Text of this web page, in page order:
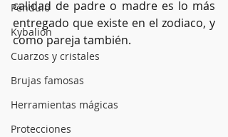
Péndulo
Kybalión
Cuarzos y cristales
Brujas famosas
Herramientas mágicas
Protecciones
calidad de padre o madre es lo más
entregado que existe en el zodiaco, y
como pareja también.